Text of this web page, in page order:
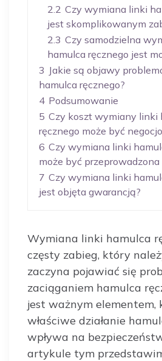
2.2 Czy wymiana linki
jest skomplikowanym
2.3 Czy samodzielna
hamulca ręcznego jest
3 Jakie są objawy
hamulca ręcznego?
4 Podsumowanie
5 Czy koszt wymiany linki
ręcznego może być
6 Czy wymiana linki
może być przeprowadzona
7 Czy wymiana linki
jest objęta gwarancją?
Wymiana linki hamulca
częsty zabieg, który
zaczyna pojawiać się
zaciąganiem hamulca
jest ważnym
właściwe działanie
wpływa na
artykule tym